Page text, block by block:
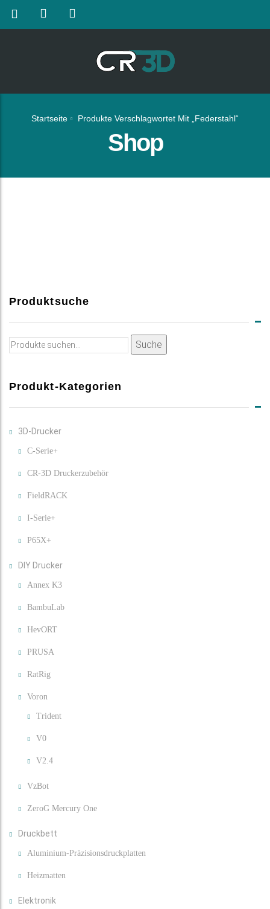
Startseite Produkte Verschlagwortet Mit „Federstahl“
Shop
Produktsuche
Suche
Suche
Produkt-Kategorien
3D-Drucker
C-Serie+
CR-3D Druckerzubehör
FieldRACK
I-Serie+
P65X+
DIY Drucker
Annex K3
BambuLab
HevORT
PRUSA
RatRig
Voron
Trident
V0
V2.4
VzBot
ZeroG Mercury One
Druckbett
Aluminium-Präzisionsdruckplatten
Heizmatten
Elektronik